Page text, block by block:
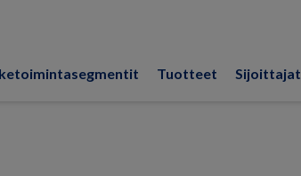
Tuotteet Sijoittajat